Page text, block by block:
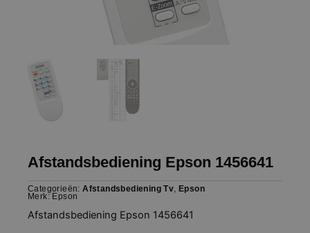
Afstandsbediening Epson 1456641
Categorieën: Afstandsbediening Tv ,Epson
Merk: Epson
Afstandsbediening Epson 1456641